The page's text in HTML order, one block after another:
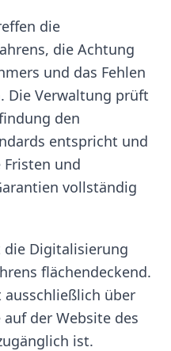
die
die Achtung
und das Fehlen
Die Verwaltung prüft
den
entspricht und
und
vollständig
die Digitalisierung
flächendeckend.
über
der Website des
ist.